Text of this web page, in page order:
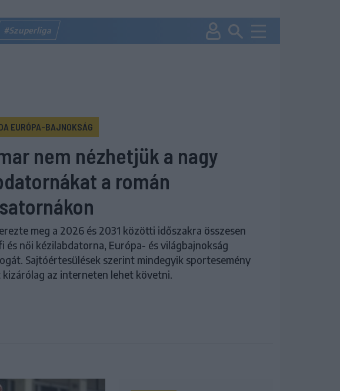
#Szuperliga
EURÓPA-BAJNOKSÁG
nem nézhetjük a nagy
a román
meg a 2026 és 2031 közötti időszakra összesen
női kézilabdatorna, Európa- és világbajnokság
Sajtóértesülések szerint mindegyik sportesemény
kizárólag az interneten lehet követni.